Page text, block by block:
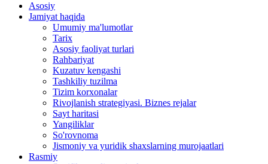
Asosiy
Jamiyat haqida
Umumiy ma'lumotlar
Tarix
Asosiy faoliyat turlari
Rahbariyat
Kuzatuv kengashi
Tashkiliy tuzilma
Tizim korxonalar
Rivojlanish strategiyasi. Biznes rejalar
Sayt haritasi
Yangiliklar
So'rovnoma
Jismoniy va yuridik shaxslarning murojaatlari
Rasmiy